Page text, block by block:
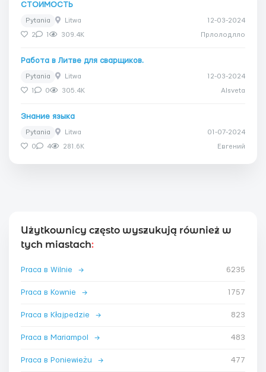
СТОИМОСТЬ
Pytania Litwa 12-03-2024
2 1 309.4K Прлолодлло
Работа в Литве для сварщиков.
Pytania Litwa 12-03-2024
1 0 305.4K Alsveta
Знание языка
Pytania Litwa 01-07-2024
0 4 281.6K Евгений
Użytkownicy często wyszukują również w
tych miastach:
Praca в Wilnie → 6235
Praca в Kownie → 1757
Praca в Kłajpedzie → 823
Praca в Mariampol → 483
Praca в Poniewieżu → 477